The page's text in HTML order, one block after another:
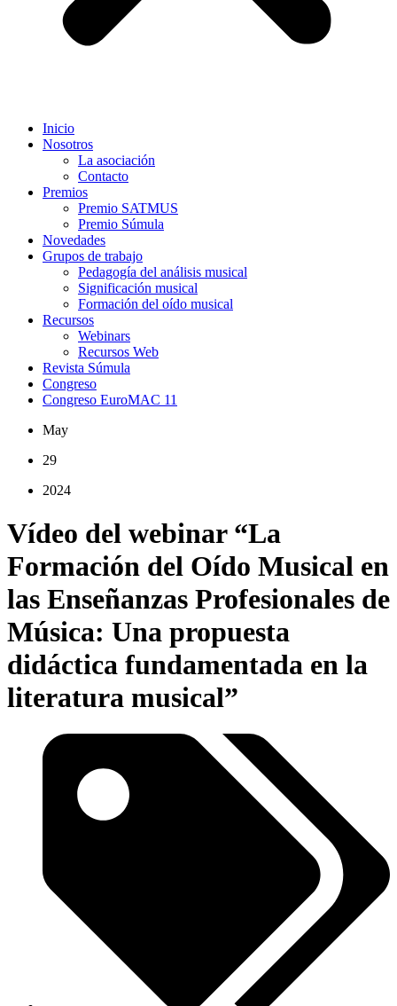
Inicio
Nosotros
La asociación
Contacto
Premios
Premio SATMUS
Premio Súmula
Novedades
Grupos de trabajo
Pedagogía del análisis musical
Significación musical
Formación del oído musical
Recursos
Webinars
Recursos Web
Revista Súmula
Congreso
Congreso EuroMAC 11
May
29
2024
Vídeo del webinar “La
Formación del Oído Musical en
las Enseñanzas Profesionales de
Música: Una propuesta
didáctica fundamentada en la
literatura musical”